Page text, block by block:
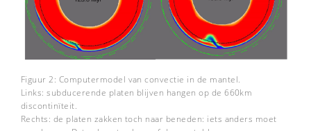
Figuur 2: Computermodel van convectie in de mantel.
Links: subducerende platen blijven hangen op de 660km
discontinïteit.
Rechts: de platen zakken toch naar beneden: iets anders moet